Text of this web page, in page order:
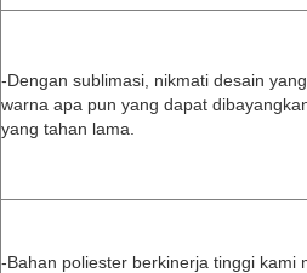
-Dengan sublimasi, nikmati desain
warna apa pun yang dapat
yang tahan lama.
-Bahan poliester berkinerja tinggi kami